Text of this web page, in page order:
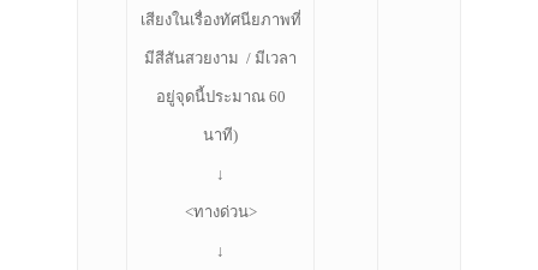
เสียงในเรื่องทัศนียภาพที่
มีสีสันสวยงาม / มีเวลา
อยู่จุดนี้ประมาณ 60
นาที)
↓
<ทางด่วน>
↓